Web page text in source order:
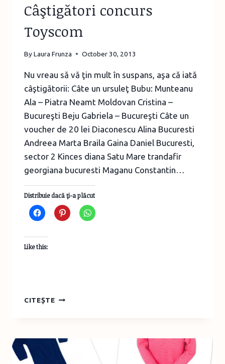
Câştigători concurs
Toyscom
ByLaura Frunza October 30, 2013
Nu vreau să vă ţin mult în suspans, aşa că iată
câştigătorii: Câte un ursuleţ Bubu: Munteanu
Ala – Piatra Neamt Moldovan Cristina –
Bucureşti Beju Gabriela – Bucureşti Câte un
voucher de 20 lei Diaconescu Alina Bucuresti
Andreea Marta Braila Gaina Daniel Bucuresti,
sector 2 Kinces diana Satu Mare trandafir
georgiana bucuresti Maganu Constantin…
Distribuie dacă ţi-a plăcut
Like this:
CITEȘTECÂŞTIGĂTORI